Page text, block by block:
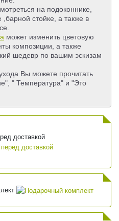
на подоконнике,
стойке, а также в
может изменить цветовую
композиции, а также
шедевр по вашим эскизам
Вы можете прочитать
" Температура" и "Это
доставкой